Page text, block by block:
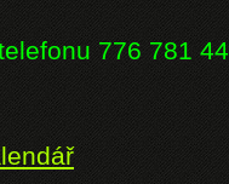
776 781